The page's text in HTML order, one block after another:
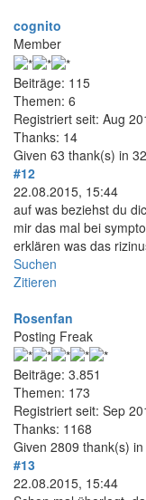
cognito
Member
Beiträge: 115
Themen: 6
Registriert seit: Aug
Thanks: 14
Given 63 thank(s) in
#12
22.08.2015, 15:44
auf was beziehst du
mir das mal bei
erklären was das
Suchen
Zitieren
Rosenfan
Posting Freak
Beiträge: 3.851
Themen: 173
Registriert seit: Sep
Thanks: 1168
Given 2809 thank(s)
#13
22.08.2015, 15:44